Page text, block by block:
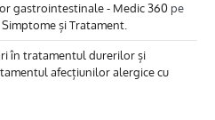
gastrointestinale - Medic 360 pe
și Tratament.
în tratamentul durerilor și
afecțiunilor alergice cu